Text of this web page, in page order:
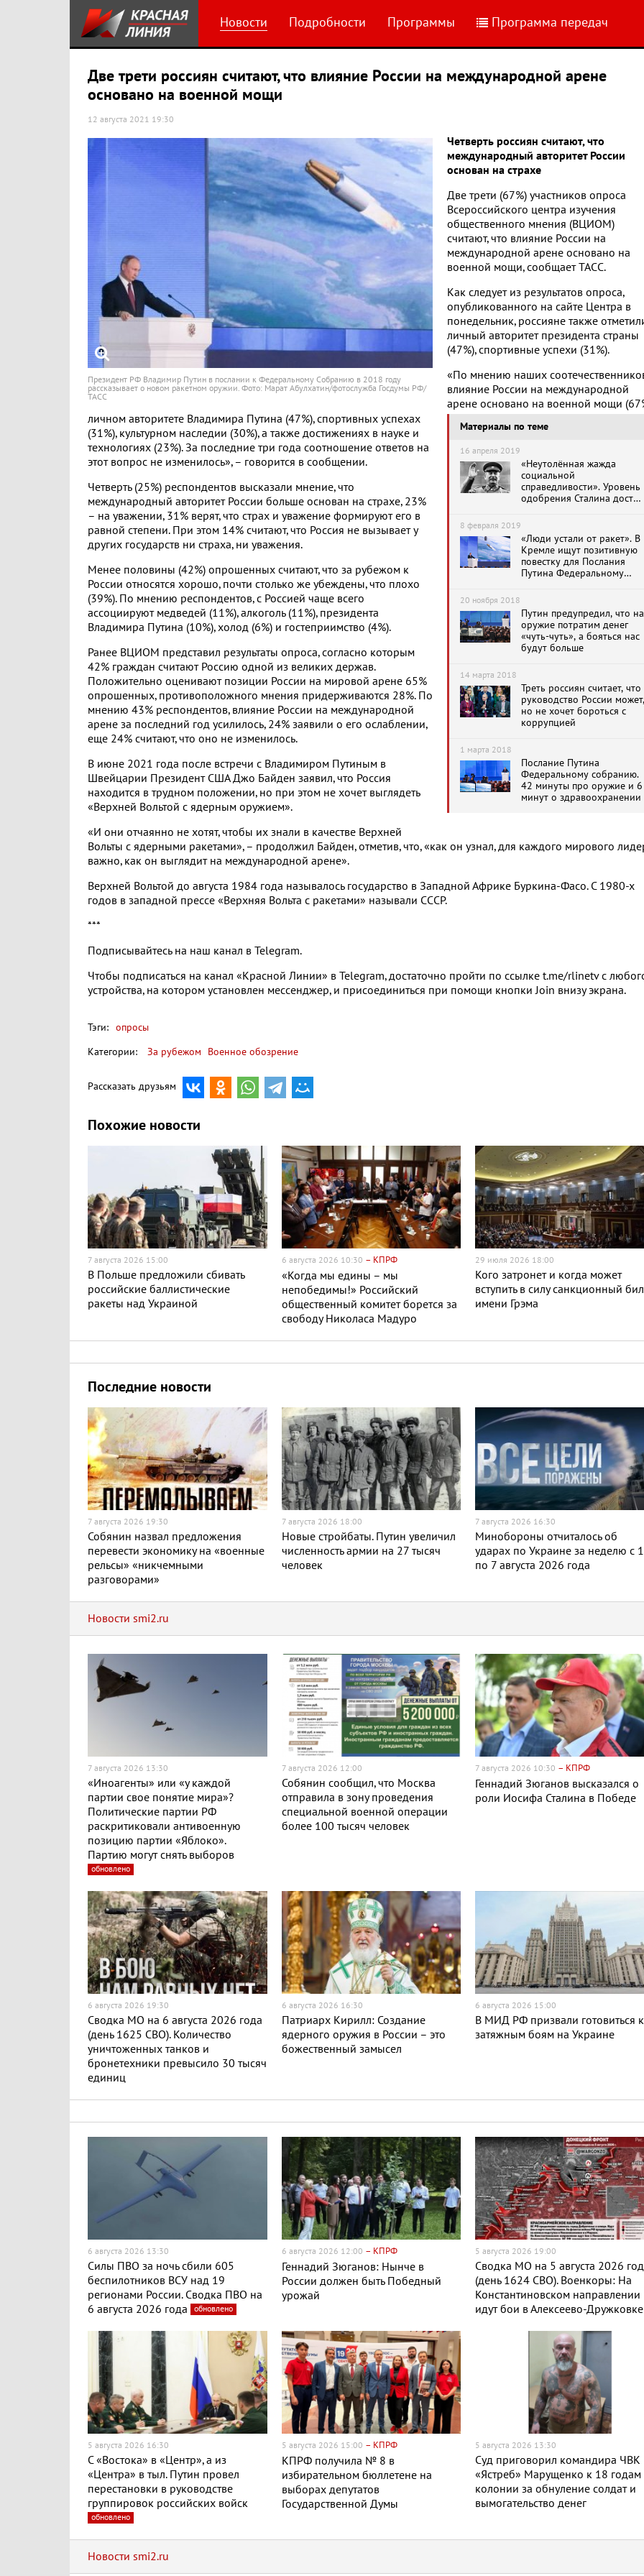
Новости Подробности Программы Программа передач
Две трети россиян считают, что влияние России на международной арене
основано на военной мощи
12 августа 2021 19:30
Президент РФ Владимир Путин в послании к Федеральному Собранию в 2018 году
рассказывает о новом ракетном оружии. Фото: Марат Абулхатин/фотослужба Госдумы РФ/
ТАСС
Четверть россиян считают, что
международный авторитет России
основан на страхе
Материалы по теме
16 апреля 2019
«Неутолённая жажда
социальной
справедливости». Уровень
одобрения Сталина достиг
8 февраля 2019
«Люди устали от ракет». В
Кремле ищут позитивную
повестку для Послания
Путина Федеральному
20 ноября 2018
Путин предупредил, что на
оружие потратим денег
«чуть-чуть», а бояться нас
будут больше
14 марта 2018
Треть россиян считает, что
руководство России может,
но не хочет бороться с
коррупцией
1 марта 2018
Послание Путина
Федеральному собранию.
42 минуты про оружие и 6
минут о здравоохранении
Две трети (67%) участников опроса
Всероссийского центра изучения
общественного мнения (ВЦИОМ)
считают, что влияние России на
международной арене основано на
военной мощи, сообщает ТАСС.
Как следует из результатов опроса,
опубликованного на сайте Центра в
понедельник, россияне также
личный авторитет президента страны
(47%), спортивные успехи (31%).
«По мнению наших
влияние России на международной
арене основано на военной мощи
личном авторитете Владимира Путина (47%), спортивных успехах
(31%), культурном наследии (30%), а также достижениях в науке и
технологиях (23%). За последние три года соотношение ответов на
этот вопрос не изменилось», – говорится в сообщении.
Четверть (25%) респондентов высказали мнение, что
международный авторитет России больше основан на страхе, 23%
– на уважении, 31% верят, что страх и уважение формируют его в
равной степени. При этом 14% считают, что Россия не вызывает у
других государств ни страха, ни уважения.
Менее половины (42%) опрошенных считают, что за рубежом к
России относятся хорошо, почти столько же убеждены, что плохо
(39%). По мнению респондентов, с Россией чаще всего
ассоциируют медведей (11%), алкоголь (11%), президента
Владимира Путина (10%), холод (6%) и гостеприимство (4%).
Ранее ВЦИОМ представил результаты опроса, согласно которым
42% граждан считают Россию одной из великих держав.
Положительно оценивают позиции России на мировой арене 65%
опрошенных, противоположного мнения придерживаются 28%. По
мнению 43% респондентов, влияние России на международной
арене за последний год усилилось, 24% заявили о его ослаблении,
еще 24% считают, что оно не изменилось.
В июне 2021 года после встречи с Владимиром Путиным в
Швейцарии Президент США Джо Байден заявил, что Россия
находится в трудном положении, но при этом не хочет выглядеть
«Верхней Вольтой с ядерным оружием».
«И они отчаянно не хотят, чтобы их знали в качестве Верхней
Вольты с ядерными ракетами», – продолжил Байден, отметив, что, «как он узнал, для каждого мирового
важно, как он выглядит на международной арене».
Верхней Вольтой до августа 1984 года называлось государство в Западной Африке Буркина-Фасо. С 1980-х
годов в западной прессе «Верхняя Вольта с ракетами» называли СССР.
***
Подписывайтесь на наш канал в Telegram.
Чтобы подписаться на канал «Красной Линии» в Telegram, достаточно пройти по ссылке t.me/rlinetv с
устройства, на котором установлен мессенджер, и присоединиться при помощи кнопки Join внизу экрана.
Тэги: опросы
Категории:
За рубежом Военное обозрение
Рассказать друзьям
Похожие новости
7 августа 2026 15:00
В Польше предложили сбивать
российские баллистические
ракеты над Украиной
6 августа 2026 10:30 – КПРФ
«Когда мы едины – мы
непобедимы!» Российский
общественный комитет борется за
свободу Николаса Мадуро
29 июля 2026 18:00
Кого затронет и когда может
вступить в силу санкционный
имени Грэма
Последние новости
7 августа 2026 19:30
Собянин назвал предложения
перевести экономику на «военные
рельсы» «никчемными
разговорами»
7 августа 2026 18:00
Новые стройбаты. Путин увеличил
численность армии на 27 тысяч
человек
7 августа 2026 16:30
Минобороны отчиталось об
ударах по Украине за неделю с 1
по 7 августа 2026 года
Новости smi2.ru
7 августа 2026 13:30
«Иноагенты» или «у каждой
партии свое понятие мира»?
Политические партии РФ
раскритиковали антивоенную
позицию партии «Яблоко».
Партию могут снять выборов
обновлено
7 августа 2026 12:00
Собянин сообщил, что Москва
отправила в зону проведения
специальной военной операции
более 100 тысяч человек
7 августа 2026 10:30 – КПРФ
Геннадий Зюганов высказался о
роли Иосифа Сталина в Победе
6 августа 2026 19:30
Сводка МО на 6 августа 2026 года
(день 1625 СВО). Количество
уничтоженных танков и
бронетехники превысило 30 тысяч
единиц
6 августа 2026 16:30
Патриарх Кирилл: Создание
ядерного оружия в России – это
божественный замысел
6 августа 2026 15:00
В МИД РФ призвали готовиться к
затяжным боям на Украине
6 августа 2026 13:30
Силы ПВО за ночь сбили 605
беспилотников ВСУ над 19
регионами России. Сводка ПВО на
6 августа 2026 года
обновлено
6 августа 2026 12:00 – КПРФ
Геннадий Зюганов: Нынче в
России должен быть Победный
урожай
5 августа 2026 19:00
Сводка МО на 5 августа 2026
(день 1624 СВО). Военкоры: На
Константиновском направлении
идут бои в Алексеево-Дружковке
5 августа 2026 16:30
С «Востока» в «Центр», а из
«Центра» в тыл. Путин провел
перестановки в руководстве
группировок российских войск
обновлено
5 августа 2026 15:00 – КПРФ
КПРФ получила № 8 в
избирательном бюллетене на
выборах депутатов
Государственной Думы
5 августа 2026 13:30
Суд приговорил командира ЧВК
«Ястреб» Марущенко к 18 годам
колонии за обнуление солдат и
вымогательство денег
Новости smi2.ru